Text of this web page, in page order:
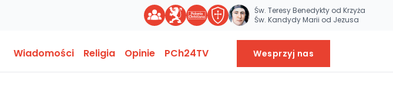
Św. Teresy Benedykty od Krzyża
Św. Kandydy Marii od Jezusa
Wiadomości Religia Opinie PCh24TV Wesprzyj nas